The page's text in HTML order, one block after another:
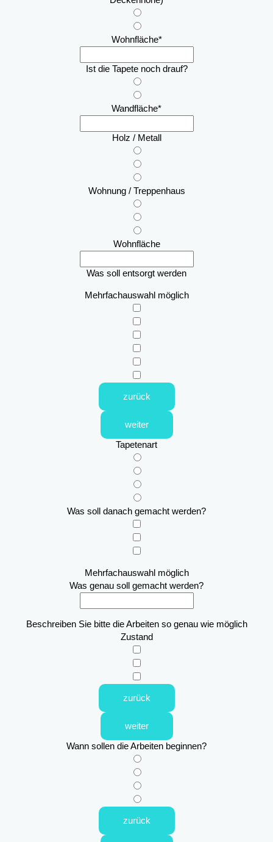
Wohnfläche*
Ist die Tapete noch drauf?
Wandfläche*
Holz / Metall
Wohnung / Treppenhaus
Wohnfläche
Was soll entsorgt werden
Mehrfachauswahl möglich
zurück
weiter
Tapetenart
Was soll danach gemacht werden?
Mehrfachauswahl möglich
Was genau soll gemacht werden?
Beschreiben Sie bitte die Arbeiten so genau wie möglich
Zustand
zurück
weiter
Wann sollen die Arbeiten beginnen?
zurück